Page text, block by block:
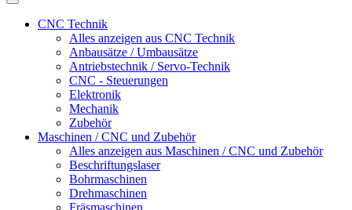
CNC Technik
Alles anzeigen aus CNC Technik
Anbausätze / Umbausätze
Antriebstechnik / Servo-Technik
CNC - Steuerungen
Elektronik
Mechanik
Zubehör
Maschinen / CNC und Zubehör
Alles anzeigen aus Maschinen / CNC und Zubehör
Beschriftungslaser
Bohrmaschinen
Drehmaschinen
Fräsmaschinen